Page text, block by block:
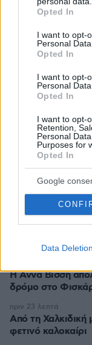
grant or deny
use your data for
consent section.
Opted In
I want to opt-
Personal Data.
Opted In
I want to opt-
Personal
Opted In
I want to opt-
Retention,
Personal
Purposes for
Opted In
Google
Data Deletion
Tiktoker πέθανε
Μιλάνο έγραψε
πριν 3 λεπτά
Ο τυφώνας
πτήσεων,
ρεύμα
«Βγήκα χάλια!»:
φωτογραφίες,
πριν 10 λεπτά
Ανταπόκριση από
«Ζούμε σε μια
πλήρη κλιμάκωση»
πριν 13 λεπτά
βοηθήσετε το ζώο
Η Άννα Βίσση
δρόμο στο
Από τη Χαλκιδική
φετινό καλοκαίρι
πριν 23 λεπτά